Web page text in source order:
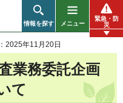
情報を探す メニュー
緊急・防
災
2025年11月20日
業務委託企画
て